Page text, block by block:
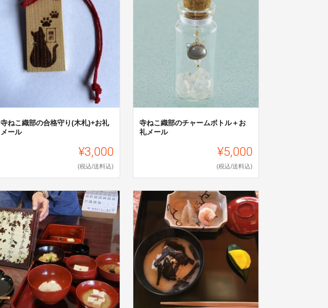
寺ねこ織部の合格守り(木札)+お礼
メール
¥3,000
(税込/送料込)
寺ねこ織部のチャームボトル＋お
礼メール
¥5,000
(税込/送料込)